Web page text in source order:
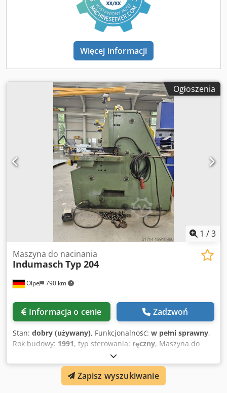
Więcej informacji
Ogłoszenia
1 /3
Olpe 790 km
Maszyna do nacinania
Indumasch Typ 204
Informacja o cenie Zadzwoń
Stan: dobry (używany), Funkcjonalność: w pełni sprawny,
Rok budowy: 1991, typ sterowania: ręczny, Maszyna do
wycinania Indumasch model 204, zakres regulacji 30 -
140°, gotowa do pracy, w zestawie komplet noży
zapasowych, na sprzedaż z powodu zmiany produkcji.
Dodsw U Rduepfx Afiock
Zapisz wyszukiwanie